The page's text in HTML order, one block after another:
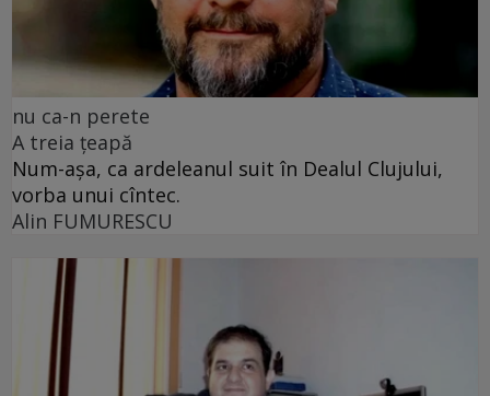
nu ca-n perete
A treia țeapă
Num-așa, ca ardeleanul suit în Dealul Clujului,
vorba unui cîntec.
Alin FUMURESCU